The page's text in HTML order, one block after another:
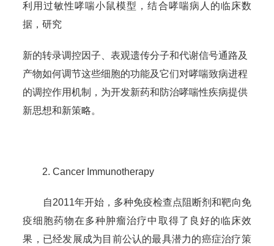
利用过敏性哮喘小鼠模型，结合哮喘病人的临床数
据，研究
新的转录调控因子、表观遗传分子和代谢信号通路及
产物如何调节这些细胞的功能及它们对哮喘致病进程
的调控作用机制，为开发新药和防治哮喘性疾病提供
新思想和新策略。
2. Cancer Immunotherapy
自2011年开始，多种免疫检查点阻断剂和靶向免
疫细胞药物在多种肿瘤治疗中取得了良好的临床效
果，已经发展成为目前公认的最具潜力的癌症治疗策